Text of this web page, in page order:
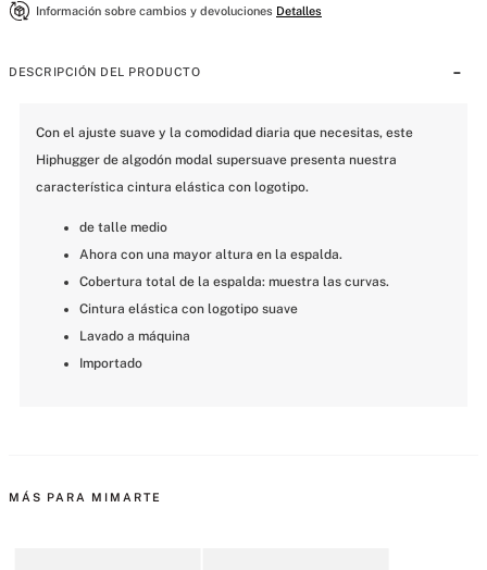
Información sobre cambios y devoluciones Detalles
DESCRIPCIÓN DEL PRODUCTO
Con el ajuste suave y la comodidad diaria que necesitas, este
Hiphugger de algodón modal supersuave presenta nuestra
característica cintura elástica con logotipo.
de talle medio
Ahora con una mayor altura en la espalda.
Cobertura total de la espalda: muestra las curvas.
Cintura elástica con logotipo suave
Lavado a máquina
Importado
MÁS PARA MIMARTE